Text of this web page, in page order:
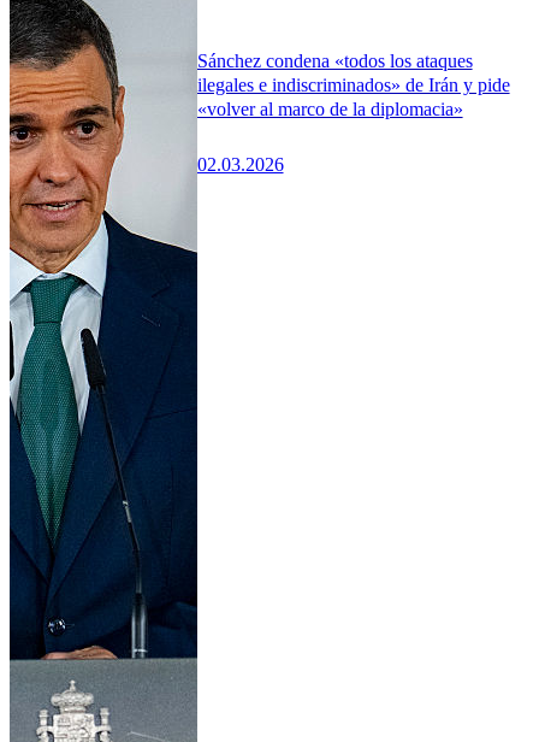
Sánchez condena «todos los ataques
ilegales e indiscriminados» de Irán y pide
«volver al marco de la diplomacia»
02.03.2026